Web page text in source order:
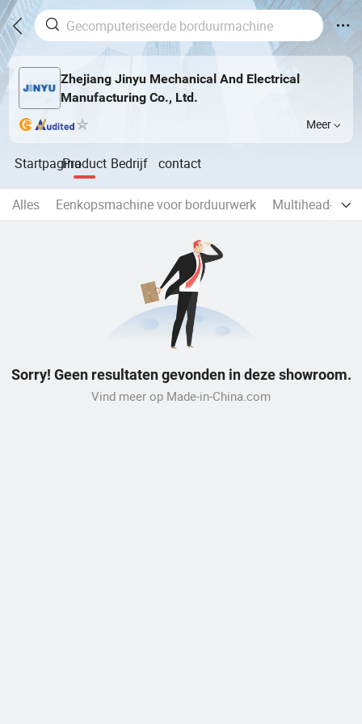
Zhejiang Jinyu Mechanical And Electrical
Manufacturing Co., Ltd.
Meer
StartpaginaProduct Bedrijf contact
Alles Eenkopsmachine voor borduurwerk Multihead-
Sorry! Geen resultaten gevonden in deze showroom.
Vind meer op Made-in-China.com